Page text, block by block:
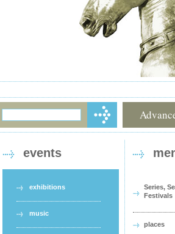
events
exhibitions
music
Series,
Festivals
places